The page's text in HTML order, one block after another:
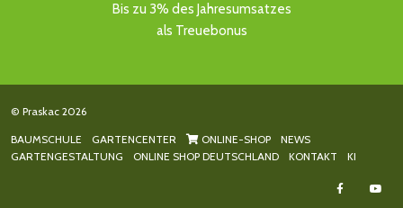
Bis zu 3% des Jahresumsatzes
als Treuebonus
© Praskac 2026
BAUMSCHULE GARTENCENTER ONLINE-SHOP
NEWS
GARTENGESTALTUNG
ONLINE SHOP DEUTSCHLAND KONTAKT KI